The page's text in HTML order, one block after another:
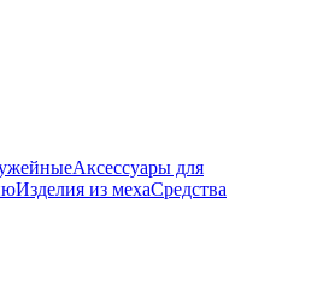
Аксессуары для
Изделия из мехаСредства